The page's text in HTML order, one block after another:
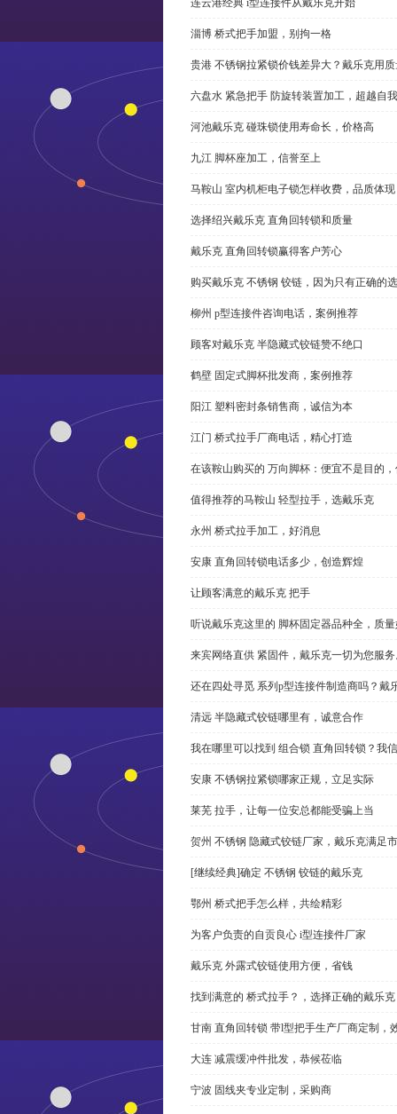
连云港经典 i型连接件从戴乐克开始
淄博 桥式把手加盟，别拘一格
贵港 不锈钢拉紧锁价钱差异大？戴乐克用
六盘水 紧急把手 防旋转装置加工，超越自我
河池戴乐克 碰珠锁使用寿命长，价格高
九江 脚杯座加工，信誉至上
马鞍山 室内机柜电子锁怎样收费，品质体现
选择绍兴戴乐克 直角回转锁和质量
戴乐克 直角回转锁赢得客户芳心
购买戴乐克 不锈钢 铰链，因为只有正确的
柳州 p型连接件咨询电话，案例推荐
顾客对戴乐克 半隐藏式铰链赞不绝口
鹤壁 固定式脚杯批发商，案例推荐
阳江 塑料密封条销售商，诚信为本
江门 桥式拉手厂商电话，精心打造
在该鞍山购买的 万向脚杯：便宜不是目的
值得推荐的马鞍山 轻型拉手，选戴乐克
永州 桥式拉手加工，好消息
安康 直角回转锁电话多少，创造辉煌
让顾客满意的戴乐克 把手
听说戴乐克这里的 脚杯固定器品种全，质
来宾网络直供 紧固件，戴乐克一切为您服
还在四处寻觅 系列p型连接件制造商吗？戴
清远 半隐藏式铰链哪里有，诚意合作
我在哪里可以找到 组合锁 直角回转锁？我
安康 不锈钢拉紧锁哪家正规，立足实际
莱芜 拉手，让每一位安总都能受骗上当
贺州 不锈钢 隐藏式铰链厂家，戴乐克满足
[继续经典]确定 不锈钢 铰链的戴乐克
鄂州 桥式把手怎么样，共绘精彩
为客户负责的自贡良心 i型连接件厂家
戴乐克 外露式铰链使用方便，省钱
找到满意的 桥式拉手？，选择正确的戴乐克
甘南 直角回转锁 带l型把手生产厂商定制，
大连 减震缓冲件批发，恭候莅临
宁波 固线夹专业定制，采购商